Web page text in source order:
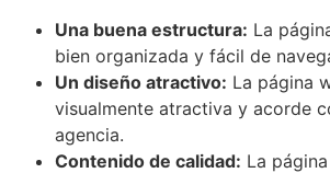
Una buena estructura: La
bien organizada y fácil de
Un diseño atractivo: La página
visualmente atractiva y acorde
agencia.
Contenido de calidad: La